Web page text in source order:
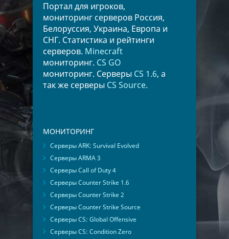
Портал для игроков,
мониторинг серверов Россия,
Белоруссия, Украина, Европа и
СНГ. Статистика и рейтинги
серверов. Minecraft
мониторинг. CS GO
мониторинг. Серверы CS 1.6, а
так же серверы CS Source.
МОНИТОРИНГ
Серверы ARK: Survival Evolved
Серверы ARMA 3
Серверы Call of Duty 4
Серверы Counter Strike 1.6
Серверы Counter Strike 2
Серверы Counter Strike Source
Серверы CS: Global Offensive
Серверы CS: Condition Zero